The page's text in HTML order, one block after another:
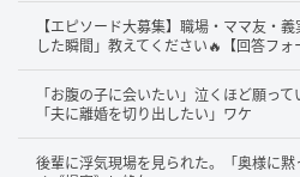
【エピソード大募集】職場・ママ友・
した瞬間」教えてください🔥【回答フォ
「お腹の子に会いたい」泣くほど願っ
「夫に離婚を切り出したい」ワケ
後輩に浮気現場を見られた。「奥様に